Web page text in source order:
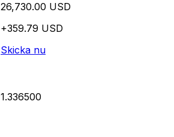
26,730.00 USD
+359.79 USD
Skicka nu
1.336500